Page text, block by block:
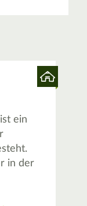
ist ein
in der